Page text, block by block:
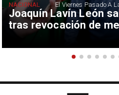
Joaquín Lavín León
tras revocación de
NACIONAL El Viernes Pasado A